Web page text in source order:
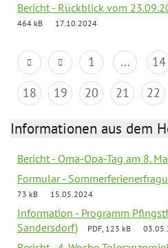
Bericht - Rückblick vom
464 kB
17.10.2024
1 ... 14
18
19 20 21 22
Informationen aus dem
Bericht - Oma-Opa-Tag am 8.
Formular -
73 kB
15.05.2024
Information - Programm
Sandersdorf)
PDF, 123 kB